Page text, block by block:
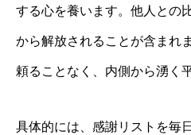
する心を養います。他人との
から解放されることが含まれ
頼ることなく、内側から湧く
具体的には、感謝リストを毎